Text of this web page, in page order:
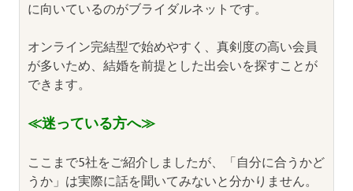
に向いているのがブライダルネットです。
オンライン完結型で始めやすく、真剣度の高い会員
が多いため、結婚を前提とした出会いを探すことが
できます。
≪迷っている方へ≫
ここまで5社をご紹介しましたが、「自分に合うかど
うか」は実際に話を聞いてみないと分かりません。